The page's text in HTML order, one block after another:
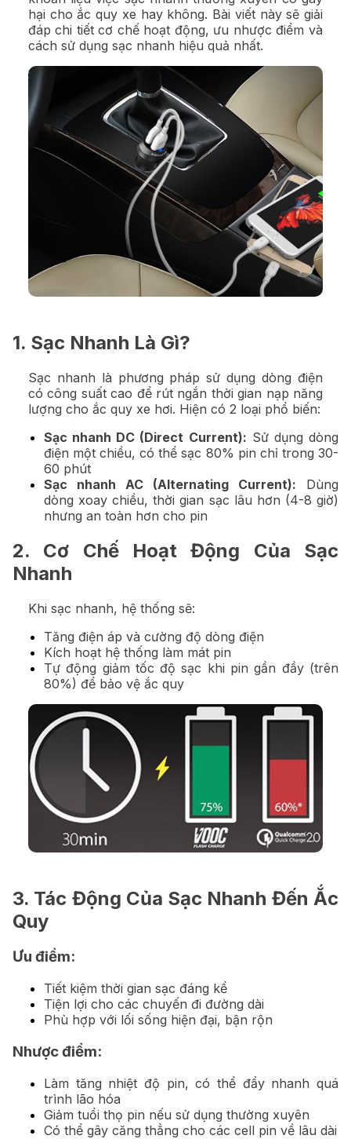
hại cho ắc quy xe hay không. Bài viết này sẽ giải
đáp chi tiết cơ chế hoạt động, ưu nhược điểm và
cách sử dụng sạc nhanh hiệu quả nhất.
1. Sạc Nhanh Là Gì?
Sạc nhanh là phương pháp sử dụng dòng điện
có công suất cao để rút ngắn thời gian nạp năng
lượng cho ắc quy xe hơi. Hiện có 2 loại phổ biến:
Sạc nhanh DC (Direct Current): Sử dụng dòng
điện một chiều, có thể sạc 80% pin chỉ trong 30-
60 phút
Sạc nhanh AC (Alternating Current): Dùng
dòng xoay chiều, thời gian sạc lâu hơn (4-8 giờ)
nhưng an toàn hơn cho pin
2. Cơ Chế Hoạt Động Của Sạc
Nhanh
Khi sạc nhanh, hệ thống sẽ:
Tăng điện áp và cường độ dòng điện
Kích hoạt hệ thống làm mát pin
Tự động giảm tốc độ sạc khi pin gần đầy (trên
80%) để bảo vệ ắc quy
3. Tác Động Của Sạc Nhanh Đến Ắc
Quy
Ưu điểm:
Tiết kiệm thời gian sạc đáng kể
Tiện lợi cho các chuyến đi đường dài
Phù hợp với lối sống hiện đại, bận rộn
Nhược điểm:
Làm tăng nhiệt độ pin, có thể đẩy nhanh quá
trình lão hóa
Giảm tuổi thọ pin nếu sử dụng thường xuyên
Có thể gây căng thẳng cho các cell pin về lâu dài